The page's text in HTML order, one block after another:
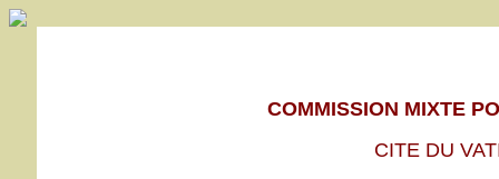
COMMISSION MIXTE
CITE DU